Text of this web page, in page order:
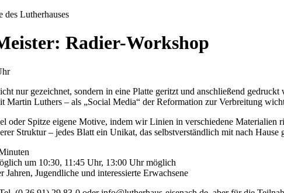
Radier-Workshop
nur gezeichnet, sondern in eine Platte geritzt und anschließend
Martin Luthers – als „Social Media“ der Reformation zur Verbreitung
oder Spitze eigene Motive, indem wir Linien in verschiedene Materialien
Struktur – jedes Blatt ein Unikat, das selbstverständlich mit nach Hause
um 10:30, 11:45 Uhr, 13:00 Uhr möglich
Jugendliche und interessierte Erwachsene